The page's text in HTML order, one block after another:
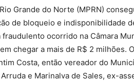
Grande do Norte (MPRN)
de bloqueio e indisponibilidade
ocorrido na Câmara
chegar a mais de R$ 2 milhões.
Costa, então vereador do
e Marinalva de Sales, ex-